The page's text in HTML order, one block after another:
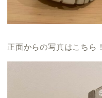
正面からの写真はこちら！